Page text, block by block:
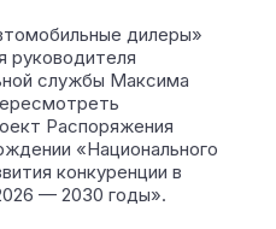
дилеры»
руководителя
службы Максима
Распоряжения
«Национального
конкуренции в
— 2030 годы».